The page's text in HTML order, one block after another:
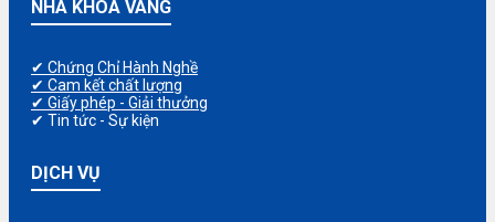
NHA KHOA VÀNG
✔ Chứng Chỉ Hành Nghề
✔ Cam kết chất lượng
✔ Giấy phép - Giải thưởng
✔ Tin tức - Sự kiện
DỊCH VỤ